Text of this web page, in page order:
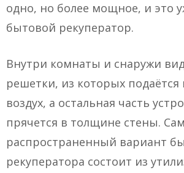
одно, но более мощное, и это
бытовой рекуператор.
Внутри комнаты и снаружи
решетки, из которых подаётся
воздух, а остальная часть
прячется в толщине стены.
распространенный вариант
рекуператора состоит из